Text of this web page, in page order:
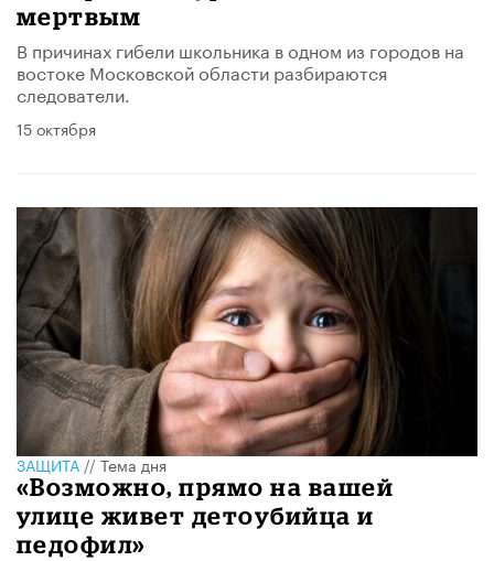
мертвым
В причинах гибели школьника в одном из городов на
востоке Московской области разбираются
следователи.
15 октября
ЗАЩИТА//Тема дня
«Возможно, прямо на вашей
улице живет детоубийца и
педофил»